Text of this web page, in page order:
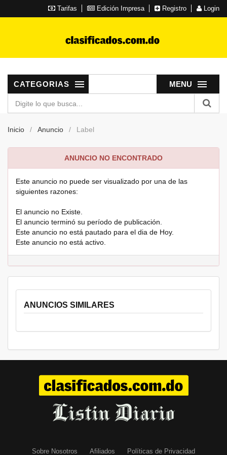
Tarifas Edición Impresa Registro Login
MENU
CATEGORIAS
Inicio Anuncio Label
ANUNCIO NO ENCONTRADO
Este anuncio no puede ser visualizado por una de las
siguientes razones:
El anuncio no Existe.
El anuncio terminó su período de publicación.
Este anuncio no está pautado para el dia de Hoy.
Este anuncio no está activo.
ANUNCIOS SIMILARES
Sobre Nosotros Afiliados Políticas de Privacidad